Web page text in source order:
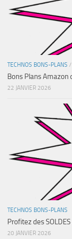
TECHNOS BONS-PLANS /
Bons Plans Amazon
22 JANVIER 2026
TECHNOS BONS-PLANS
Profitez des
20 JANVIER 2026